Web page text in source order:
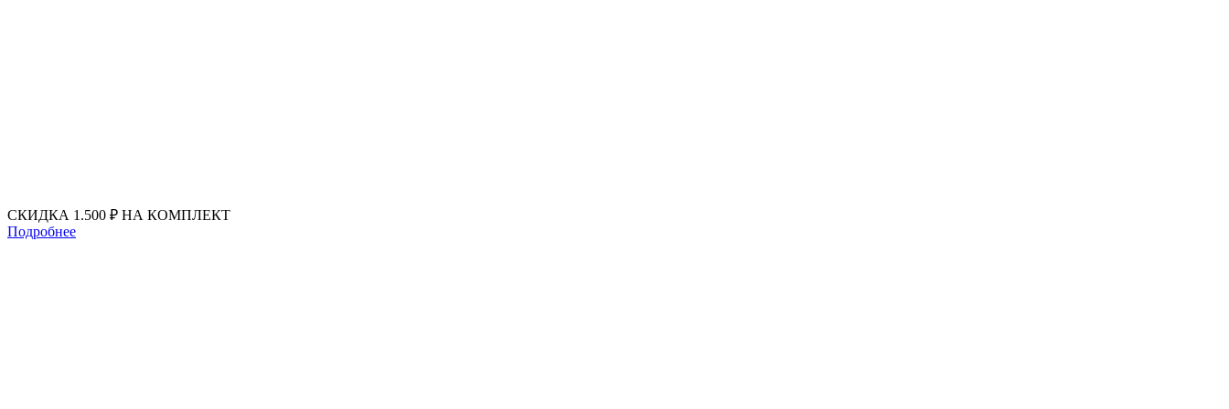
СКИДКА 1.500 ₽ НА КОМПЛЕКТ
Подробнее